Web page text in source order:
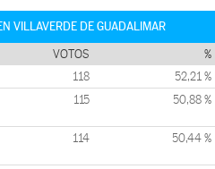
VILLAVERDE DE GUADALIMAR
VOTOS %
118 52,21 %
115 50,88 %
114 50,44 %